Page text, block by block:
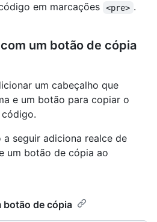
em marcações
<pre> .
um botão de cópia
um cabeçalho que
e um botão para copiar o
seguir adiciona realce de
um botão de cópia ao
botão de cópia